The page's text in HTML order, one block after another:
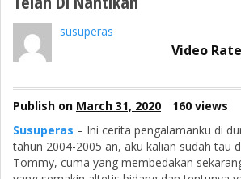
susuperas
Video
Publish on March 31, 2020
160 views
Susuperas – Ini cerita pengalamanku di
tahun 2004-2005 an, aku kalian sudah tau
Tommy, cuma yang membedakan